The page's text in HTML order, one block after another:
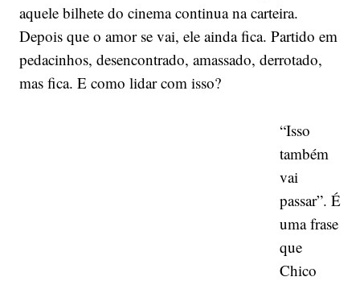
aquele bilhete do cinema continua na carteira.
Depois que o amor se vai, ele ainda fica. Partido em
pedacinhos, desencontrado, amassado, derrotado,
mas fica. E como lidar com isso?
“Isso
também
vai
passar”. É
uma frase
que
Chico